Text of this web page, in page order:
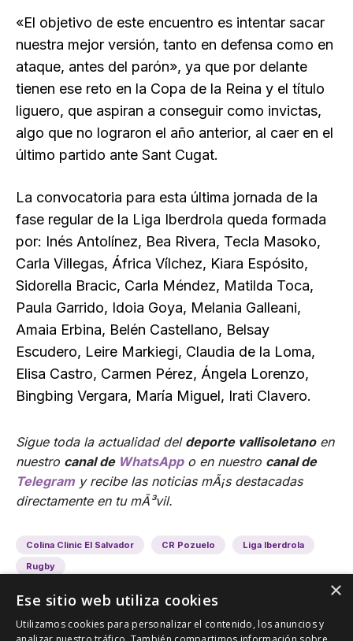
«El objetivo de este encuentro es intentar sacar
nuestra mejor versión, tanto en defensa como en
ataque, antes del parón», ya que por delante
tienen ese reto en la Copa de la Reina y el título
liguero, que aspiran a conseguir como invictas,
algo que no lograron el año anterior, al caer en el
último partido ante Sant Cugat.
La convocatoria para esta última jornada de la
fase regular de la Liga Iberdrola queda formada
por: Inés Antolínez, Bea Rivera, Tecla Masoko,
Carla Villegas, África Vílchez, Kiara Espósito,
Sidorella Bracic, Carla Méndez, Matilda Toca,
Paula Garrido, Idoia Goya, Melania Galleani,
Amaia Erbina, Belén Castellano, Belsay
Escudero, Leire Markiegi, Claudia de la Loma,
Elisa Castro, Carmen Pérez, Ángela Lorenzo,
Bingbing Vergara, María Miguel, Irati Clavero.
Sigue toda la actualidad del deporte vallisoletanoen
nuestro canal de WhatsAppo en nuestro canal de
Telegramy recibe las noticias mÃ¡s destacadas
directamente en tu mÃ³vil.
Colina Clinic El Salvador CR Pozuelo
Liga Iberdrola
Rugby
×
Ese sitio web utiliza cookies
Utilizamos cookies para personalizar el contenido, los anuncios y